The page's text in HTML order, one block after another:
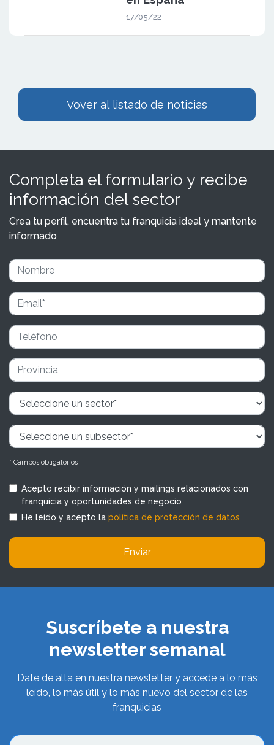
17/05/22
Vover al listado de noticias
Completa el formulario y recibe
información del sector
Crea tu perfil, encuentra tu franquicia ideal y mantente
informado
* Campos obligatorios
Acepto recibir información y mailings relacionados con
franquicia y oportunidades de negocio
He leído y acepto la política de protección de datos
Enviar
Suscríbete a nuestra
newsletter semanal
Date de alta en nuestra newsletter y accede a lo más
leído, lo más útil y lo más nuevo del sector de las
franquicias